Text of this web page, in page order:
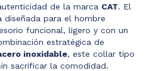
de la marca CAT. El
para el hombre
funcional, ligero y con un
estratégica de
inoxidable, este collar tipo
sacrificar la comodidad.